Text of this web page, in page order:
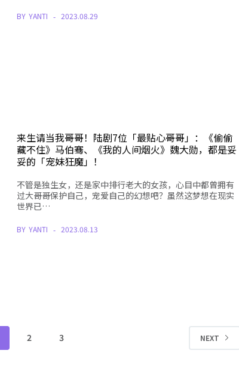
BY YANTI 2023.08.29
来生请当我哥哥！陆剧7位「最贴心哥哥」：《偷偷
藏不住》马伯骞、《我的人间烟火》魏大勋，都是妥
妥的「宠妹狂魔」！
不管是独生女，还是家中排行老大的女孩，心目中都曾拥有
过大哥哥保护自己，宠爱自己的幻想吧？虽然这梦想在现实
世界已…
BY YANTI 2023.08.13
2 3 NEXT